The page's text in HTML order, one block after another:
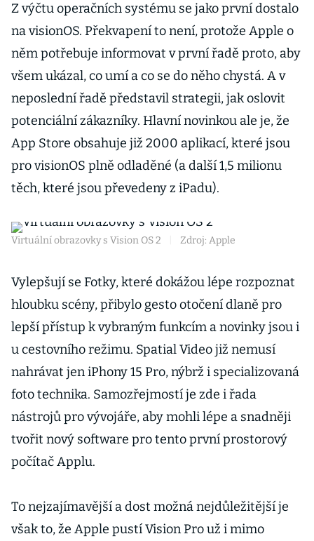
Z výčtu operačních systému se jako první dostalo
na visionOS. Překvapení to není, protože Apple o
něm potřebuje informovat v první řadě proto, aby
všem ukázal, co umí a co se do něho chystá. A v
neposlední řadě představil strategii, jak oslovit
potenciální zákazníky. Hlavní novinkou ale je, že
App Store obsahuje již 2000 aplikací, které jsou
pro visionOS plně odladěné (a další 1,5 milionu
těch, které jsou převedeny z iPadu).
Virtuální obrazovky s Vision OS 2 Zdroj: Apple
Vylepšují se Fotky, které dokážou lépe rozpoznat
hloubku scény, přibylo gesto otočení dlaně pro
lepší přístup k vybraným funkcím a novinky jsou i
u cestovního režimu. Spatial Video již nemusí
nahrávat jen iPhony 15 Pro, nýbrž i specializovaná
foto technika. Samozřejmostí je zde i řada
nástrojů pro vývojáře, aby mohli lépe a snadněji
tvořit nový software pro tento první prostorový
počítač Applu.
To nejzajímavější a dost možná nejdůležitější je
však to, že Apple pustí Vision Pro už i mimo